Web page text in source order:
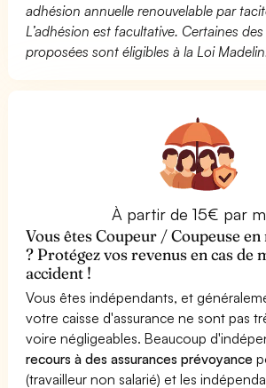
adhésion annuelle renouvelable par
L’adhésion est facultative. Certaines
proposées sont éligibles à la Loi
À partir de 15€ par
Vous êtes Coupeur / Coupeuse
? Protégez vos revenus en cas de
accident !
Vous êtes indépendants, et
votre caisse d'assurance ne sont pas
voire négligeables. Beaucoup
recours à des assurances prévoyance
(travailleur non salarié) et les